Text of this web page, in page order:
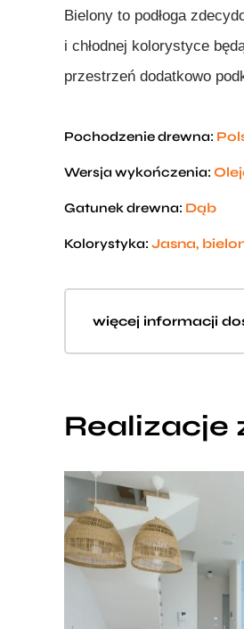
Bielony to podłoga
i chłodnej kolorystyce
przestrzeń dodatkowo
Pochodzenie drewna:
Wersja wykończenia:
Gatunek drewna: Dąb
Kolorystyka: Jasna,
więcej informacji
Realizacje